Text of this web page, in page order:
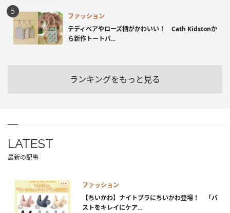
ファッション
テディベアやローズ柄がかわいい！ Cath Kidstonか
ら新作トートバ...
ランキングをもっと見る
LATEST
最新の記事
ファッション
【ちいかわ】ナイトブラにちいかわ登場！ 「バ
ストをキレイにケア...